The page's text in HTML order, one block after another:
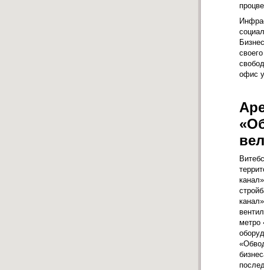
офис
метро